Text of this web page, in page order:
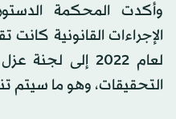
وأكدت المحكمة
الإجراءات القانونية
لعام 2022 إلى
التحقيقات، وهو ما سيتم